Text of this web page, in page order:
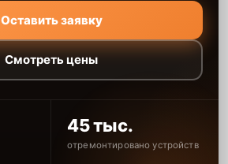
Оставить заявку
Смотреть цены
45 тыс.
отремонтировано устройств